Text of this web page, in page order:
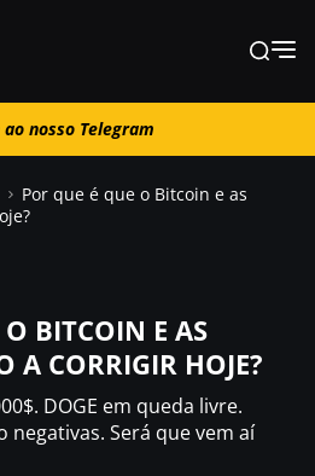
nosso Telegram
nosso Telegram
Por que é que o Bitcoin e as
BITCOIN E AS
A CORRIGIR HOJE?
DOGE em queda livre.
negativas. Será que vem aí